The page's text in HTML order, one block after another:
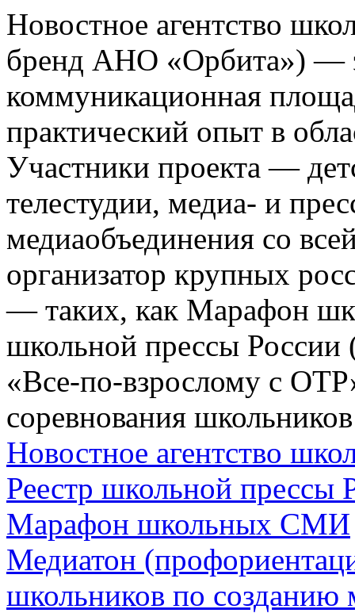
Новостное агентство
бренд АНО «Орбита») —
коммуникационная
практический опыт в
Участники проекта —
телестудии, медиа- и
медиаобъединения со
организатор крупных
— таких, как Марафон
школьной прессы России
«Все-по-взрослому с
соревнования
Новостное агентство
Реестр школьной прессы
Марафон школьных СМИ
Медиатон
школьников по созданию